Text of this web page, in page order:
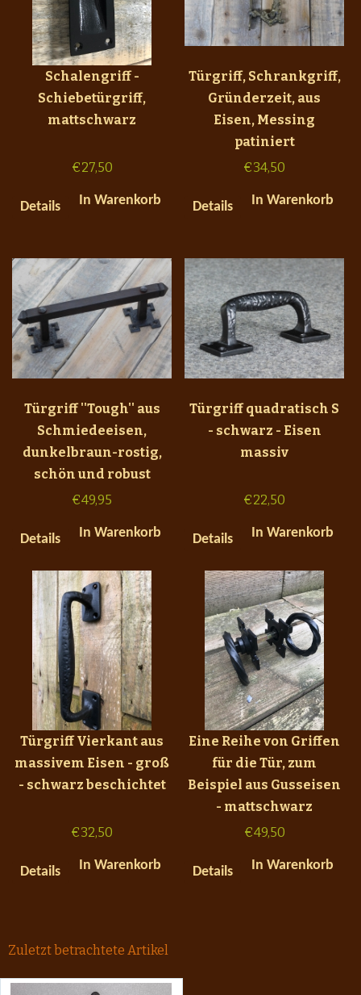
Schalengriff -
Schiebetürgriff,
mattschwarz
€27,50
Details In Warenkorb
Türgriff, Schrankgriff,
Gründerzeit, aus
Eisen, Messing
patiniert
€34,50
Details In Warenkorb
Türgriff ''Tough'' aus
Schmiedeeisen,
dunkelbraun-rostig,
schön und robust
€49,95
Details In Warenkorb
Türgriff quadratisch S
- schwarz - Eisen
massiv
€22,50
Details In Warenkorb
Türgriff Vierkant aus
massivem Eisen - groß
- schwarz beschichtet
€32,50
Details In Warenkorb
Eine Reihe von Griffen
für die Tür, zum
Beispiel aus Gusseisen
- mattschwarz
€49,50
Details In Warenkorb
Zuletzt betrachtete Artikel